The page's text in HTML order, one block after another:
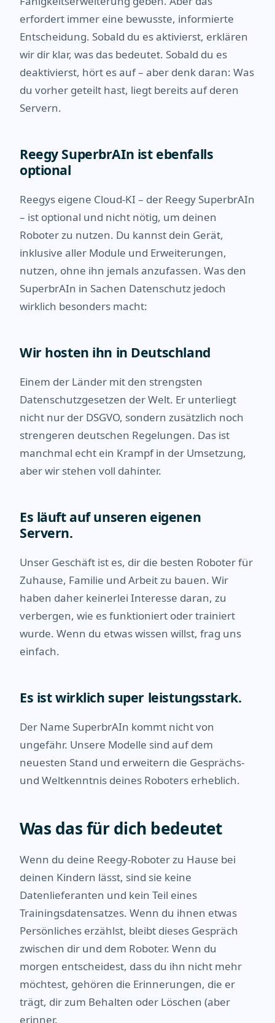
erfordert immer eine bewusste, informierte
Entscheidung. Sobald du es aktivierst, erklären
wir dir klar, was das bedeutet. Sobald du es
deaktivierst, hört es auf – aber denk daran: Was
du vorher geteilt hast, liegt bereits auf deren
Servern.
Reegy SuperbrAIn ist ebenfalls
optional
Reegys eigene Cloud-KI – der Reegy SuperbrAIn
– ist optional und nicht nötig, um deinen
Roboter zu nutzen. Du kannst dein Gerät,
inklusive aller Module und Erweiterungen,
nutzen, ohne ihn jemals anzufassen. Was den
SuperbrAIn in Sachen Datenschutz jedoch
wirklich besonders macht:
Wir hosten ihn in Deutschland
Einem der Länder mit den strengsten
Datenschutzgesetzen der Welt. Er unterliegt
nicht nur der DSGVO, sondern zusätzlich noch
strengeren deutschen Regelungen. Das ist
manchmal echt ein Krampf in der Umsetzung,
aber wir stehen voll dahinter.
Es läuft auf unseren eigenen
Servern.
Unser Geschäft ist es, dir die besten Roboter für
Zuhause, Familie und Arbeit zu bauen. Wir
haben daher keinerlei Interesse daran, zu
verbergen, wie es funktioniert oder trainiert
wurde. Wenn du etwas wissen willst, frag uns
einfach.
Es ist wirklich super leistungsstark.
Der Name SuperbrAIn kommt nicht von
ungefähr. Unsere Modelle sind auf dem
neuesten Stand und erweitern die Gesprächs-
und Weltkenntnis deines Roboters erheblich.
Was das für dich bedeutet
Wenn du deine Reegy-Roboter zu Hause bei
deinen Kindern lässt, sind sie keine
Datenlieferanten und kein Teil eines
Trainingsdatensatzes. Wenn du ihnen etwas
Persönliches erzählst, bleibt dieses Gespräch
zwischen dir und dem Roboter. Wenn du
morgen entscheidest, dass du ihn nicht mehr
möchtest, gehören die Erinnerungen, die er
trägt, dir zum Behalten oder Löschen (aber
erinner.